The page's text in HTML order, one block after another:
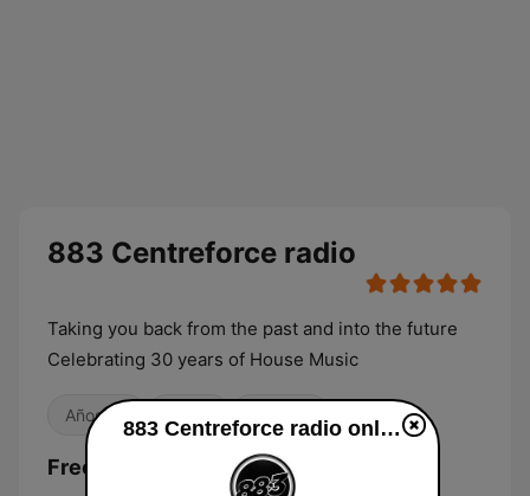
883 Centreforce radio
Taking you back from the past and into the future
Celebrating 30 years of House Music
Años 80
Frecuencias 883 Centreforce radio:
883 Centreforce radio online